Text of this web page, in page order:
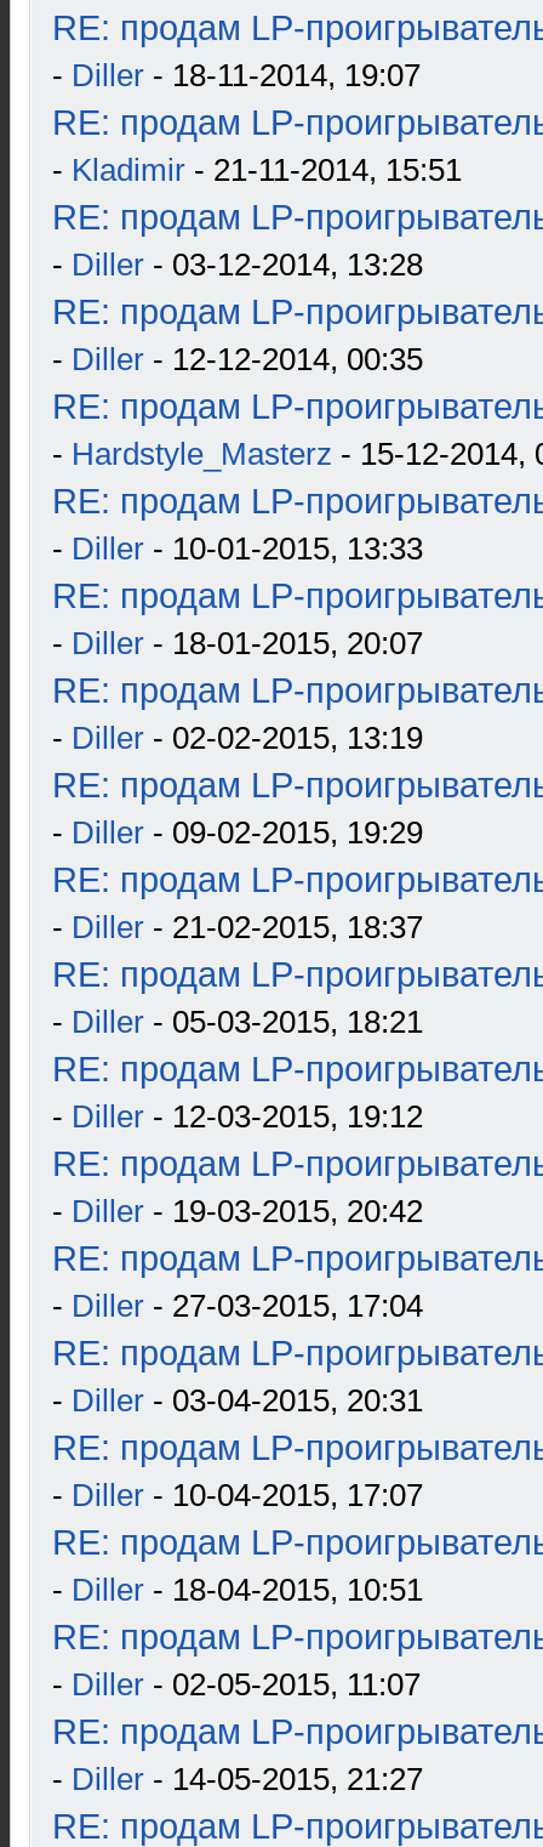
RE: продам LP-
- Diller - 18-11-2014, 19:07
RE: продам LP-
- Kladimir - 21-11-2014, 15:51
RE: продам LP-
- Diller - 03-12-2014, 13:28
RE: продам LP-
- Diller - 12-12-2014, 00:35
RE: продам LP-
- Hardstyle_Masterz - 15-12-2014,
RE: продам LP-
- Diller - 10-01-2015, 13:33
RE: продам LP-
- Diller - 18-01-2015, 20:07
RE: продам LP-
- Diller - 02-02-2015, 13:19
RE: продам LP-
- Diller - 09-02-2015, 19:29
RE: продам LP-
- Diller - 21-02-2015, 18:37
RE: продам LP-
- Diller - 05-03-2015, 18:21
RE: продам LP-
- Diller - 12-03-2015, 19:12
RE: продам LP-
- Diller - 19-03-2015, 20:42
RE: продам LP-
- Diller - 27-03-2015, 17:04
RE: продам LP-
- Diller - 03-04-2015, 20:31
RE: продам LP-
- Diller - 10-04-2015, 17:07
RE: продам LP-
- Diller - 18-04-2015, 10:51
RE: продам LP-
- Diller - 02-05-2015, 11:07
RE: продам LP-
- Diller - 14-05-2015, 21:27
RE: продам LP-